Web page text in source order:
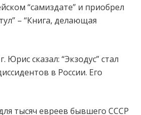
“самиздате” и приобрел
– “Книга, делающая
Юрис сказал: “Экзодус” стал
в России. Его
тысяч евреев бывшего СССР